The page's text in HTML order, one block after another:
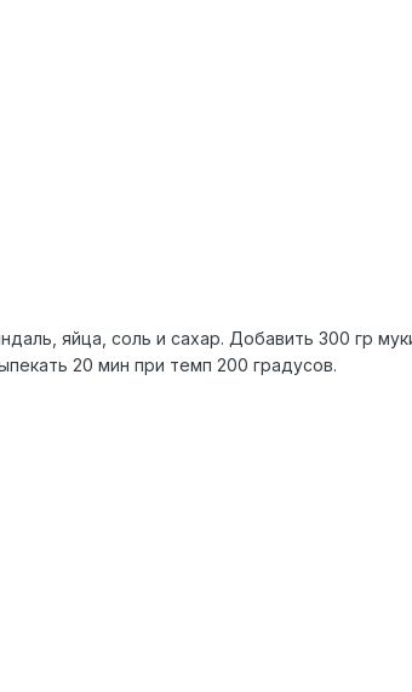
яйца, соль и сахар. Добавить 300 гр
20 мин при темп 200 градусов.